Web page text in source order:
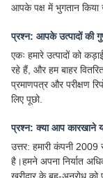
आपके पक्ष में भुगतान किया
प्रश्न: आपके उत्पादों की
एकः हमारे उत्पादों को
रहे हैं, और हम बाहर
प्रमाणपत्र और परीक्षण
लिए पूछो.
प्रश्न: क्या आप कारखाने
उत्तर: हमारी कंपनी 2009
है।हमने अपना निर्यात